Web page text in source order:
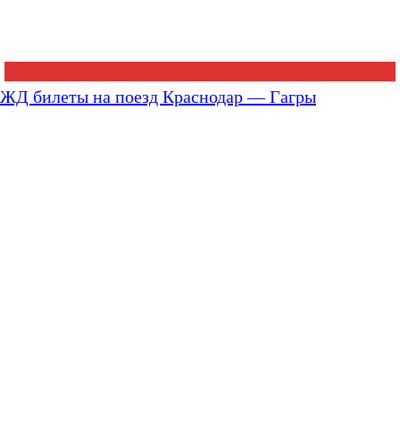
ЖД билеты на поезд Краснодар — Гагры